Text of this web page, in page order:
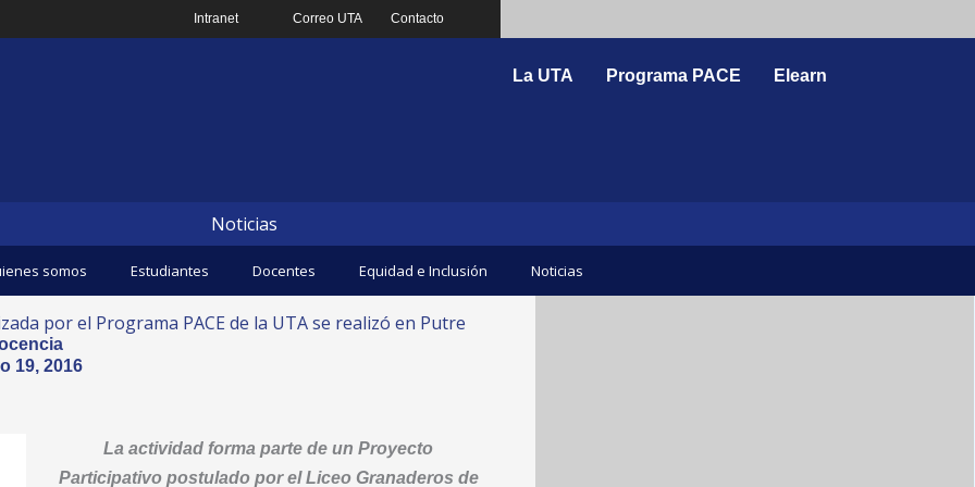
Intranet Correo UTA Contacto
La UTA Programa PACE Elearn
Noticias
somos Estudiantes Docentes Equidad e Inclusión Noticias
por el Programa PACE de la UTA se realizó en Putre
19, 2016
La actividad forma parte de un Proyecto
Participativo postulado por el Liceo Granaderos de